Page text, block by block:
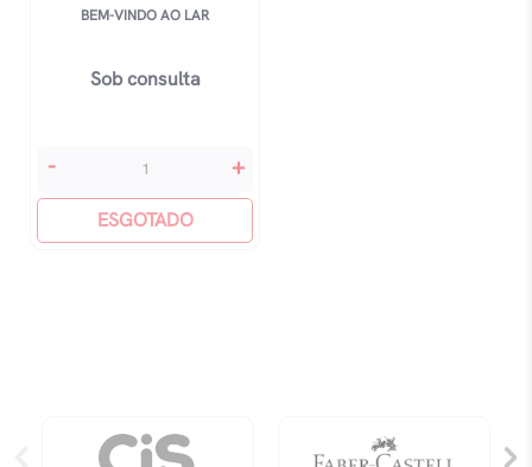
BEM-VINDO AO LAR
Sob consulta
Bem-
Lar
- +
ESGOTADO